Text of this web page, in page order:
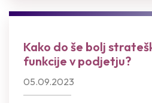
Kako do še bolj
funkcije v podjetju?
05.09.2023